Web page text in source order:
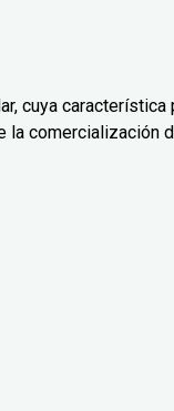
cuya
comercialización